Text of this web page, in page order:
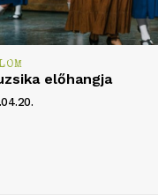
előhangja